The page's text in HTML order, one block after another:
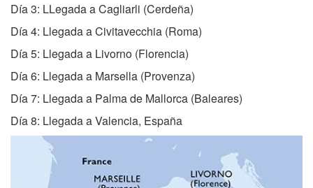
Día 3: LLegada a Cagliarli (Cerdeña)
Día 4: Llegada a Civitavecchia (Roma)
Día 5: Llegada a Livorno (Florencia)
Día 6: Llegada a Marsella (Provenza)
Día 7: Llegada a Palma de Mallorca (Baleares)
Día 8: Llegada a Valencia, España